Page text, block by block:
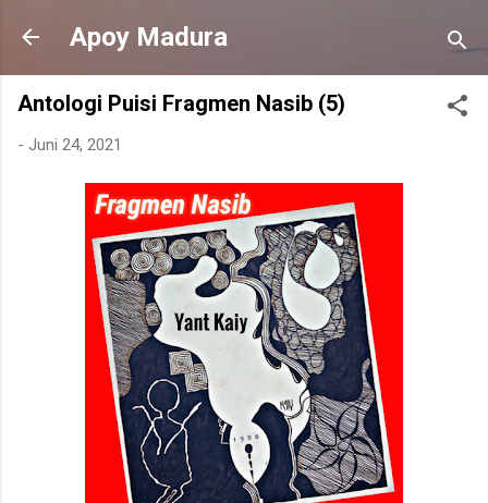
Langsung ke konten utama
Apoy Madura
Antologi Puisi Fragmen Nasib (5)
- Juni 24, 2021